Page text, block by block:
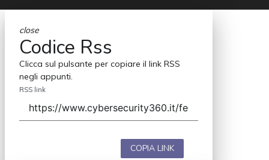
close
Codice Rss
Clicca sul pulsante per copiare il link RSS
negli appunti.
RSS link
COPIA LINK